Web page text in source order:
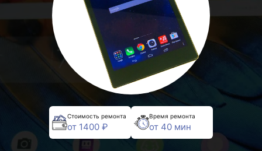
Стоимость ремонта
от 1400 ₽
Время ремонта
от 40 мин